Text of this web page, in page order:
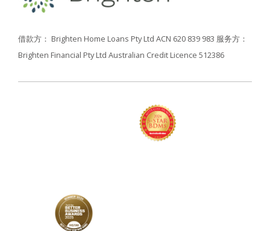
借款方： Brighten Home Loans Pty Ltd ACN 620 839 983 服务方：
Brighten Financial Pty Ltd Australian Credit Licence 512386